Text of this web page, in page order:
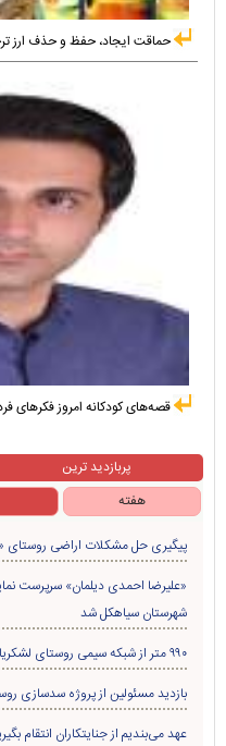
حماقت ایجاد، حفظ و حذف ارز
قصه‌های کودکانه امروز فکرهای
پربازدید ترین
هفته
پیگیری حل مشکلات اراضی روستای
«علیرضا احمدی دیلمان» سرپرست
شهرستان سیاهکل شد
۹۹۰ متر از شبکه سیمی روستای لشکریان به کابل خودنگهدار ارتقاء یافت
بازدید مسئولین از پروژه سدسازی
عهد می‌بندیم از جنایتکاران انتقام